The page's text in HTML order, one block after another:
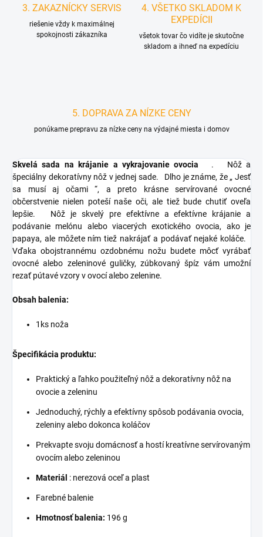
3. ZAKAZNÍCKY SERVIS
riešenie vždy k maximálnej
spokojnosti zákazníka
4. VŠETKO SKLADOM K
EXPEDÍCII
všetok tovar čo vidíte je skutočne
skladom a ihneď na expedíciu
5. DOPRAVA ZA NÍZKE CENY
ponúkame prepravu za nízke ceny na výdajné miesta i domov
Skvelá sada na krájanie a vykrajovanie ovocia .
Nôž a
špeciálny dekoratívny nôž v jednej sade.
Dlho je známe, že „ Jesť
sa musí aj očami
“, a preto krásne servírované ovocné
občerstvenie nielen poteší naše oči, ale tiež bude chutiť oveľa
lepšie.
Nôž je skvelý pre efektívne a efektívne krájanie a
podávanie melónu alebo viacerých exotického ovocia, ako je
papaya, ale môžete ním tiež nakrájať a podávať nejaké koláče.
Vďaka obojstrannému ozdobnému nožu budete môcť vyrábať
ovocné alebo zeleninové guličky, zúbkovaný špíz vám umožní
rezať pútavé vzory v ovocí alebo zelenine.
Obsah balenia:
1ks noža
Špecifikácia produktu:
Praktický a ľahko použiteľný nôž a dekoratívny nôž na
ovocie a zeleninu
Jednoduchý, rýchly a efektívny spôsob podávania ovocia,
zeleniny alebo dokonca koláčov
Prekvapte svoju domácnosť a hostí kreatívne servírovaným
ovocím alebo zeleninou
Materiál : nerezová oceľ a plast
Farebné balenie
Hmotnosť balenia: 196 g